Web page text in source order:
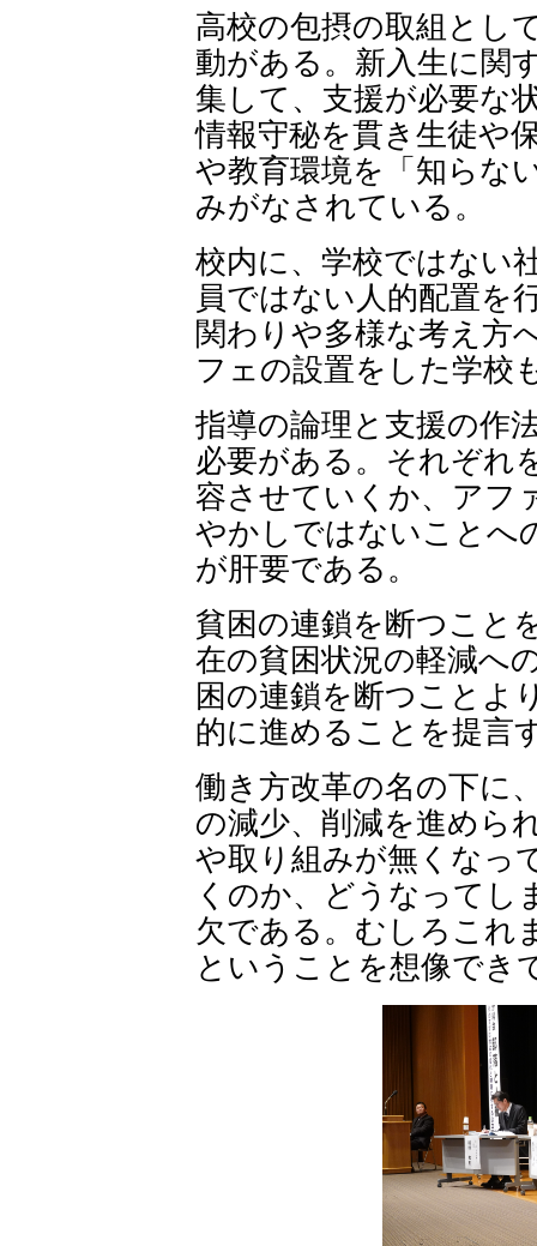
高校の包摂の取組とし
動がある。新入生に関
集して、支援が必要な
情報守秘を貫き生徒や
や教育環境を「知らな
みがなされている。
校内に、学校ではない
員ではない人的配置を
関わりや多様な考え方
フェの設置をした学校
指導の論理と支援の作
必要がある。それぞれ
容させていくか、アフ
やかしではないことへ
が肝要である。
貧困の連鎖を断つこと
在の貧困状況の軽減へ
困の連鎖を断つことよ
的に進めることを提言
働き方改革の名の下に
の減少、削減を進めら
や取り組みが無くなっ
くのか、どうなってし
欠である。むしろこれ
ということを想像でき